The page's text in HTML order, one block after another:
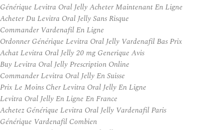
Générique Levitra Oral Jelly Acheter Maintenant En Ligne
Acheter Du Levitra Oral Jelly Sans Risque
Commander Vardenafil En Ligne
Ordonner Générique Levitra Oral Jelly Vardenafil Bas Prix
Achat Levitra Oral Jelly 20 mg Generique Avis
Buy Levitra Oral Jelly Prescription Online
Commander Levitra Oral Jelly En Suisse
Prix Le Moins Cher Levitra Oral Jelly En Ligne
Levitra Oral Jelly En Ligne En France
Achetez Générique Levitra Oral Jelly Vardenafil Paris
Générique Vardenafil Combien